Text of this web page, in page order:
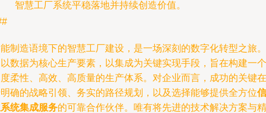
智慧工厂系统平稳落地并持续创造价值。
制造语境下的智慧工厂建设，是一场深刻的数字化转型之旅。
数据为核心生产要素，以集成为关键实现手段，旨在构建一个
柔性、高效、高质量的生产体系。对企业而言，成功的关键在
确的战略引领、务实的路径规划，以及选择能够提供全方位信
统集成服务的可靠合作伙伴。唯有将先进的技术解决方案与精